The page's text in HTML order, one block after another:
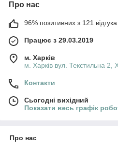
Про нас
96% позитивних з 121 відгука
Працює з 29.03.2019
м. Харків
м. Харків вул. Текстильна 2,
Контакти
Сьогодні вихідний
Показати весь графік
Про нас